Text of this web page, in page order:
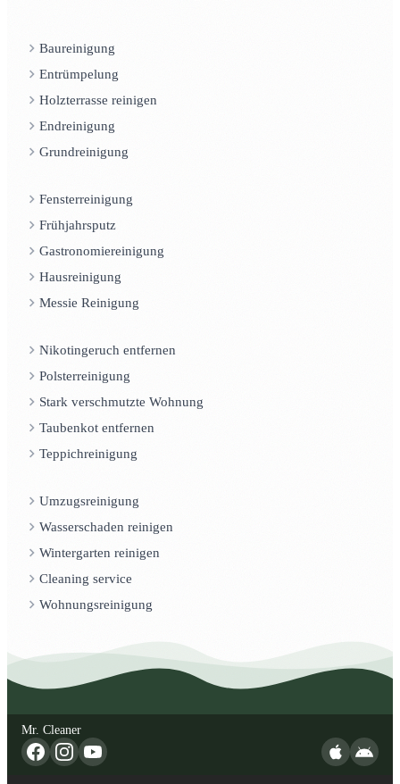
Baureinigung
Entrümpelung
Holzterrasse reinigen
Endreinigung
Grundreinigung
Fensterreinigung
Frühjahrsputz
Gastronomiereinigung
Hausreinigung
Messie Reinigung
Nikotingeruch entfernen
Polsterreinigung
Stark verschmutzte Wohnung
Taubenkot entfernen
Teppichreinigung
Umzugsreinigung
Wasserschaden reinigen
Wintergarten reinigen
Cleaning service
Wohnungsreinigung
Mr. Cleaner